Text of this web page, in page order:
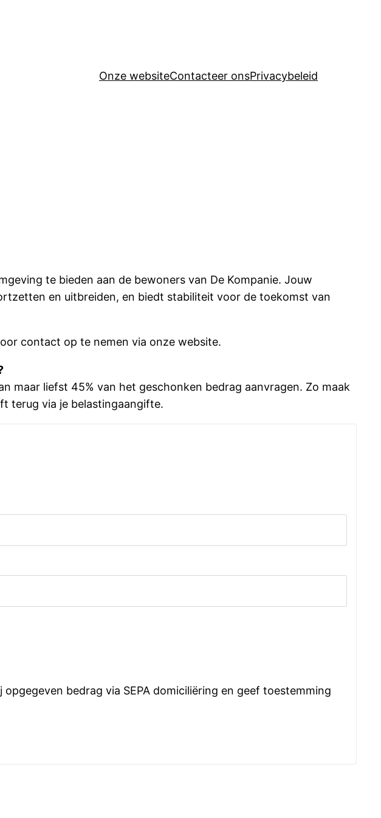
Onze websiteContacteer onsPrivacybeleid
te bieden aan de bewoners van De Kompanie. Jouw
en uitbreiden, en biedt stabiliteit voor de toekomst van
contact op te nemen via onze website.
maar liefst 45% van het geschonken bedrag aanvragen. Zo maak
terug via je belastingaangifte.
bedrag via SEPA domiciliëring en geef toestemming